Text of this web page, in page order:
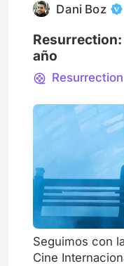
estuviera a
Dani Boz
año
Resurrection
Seguimos con
Cine